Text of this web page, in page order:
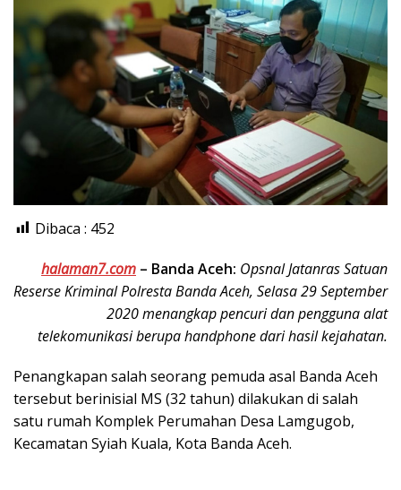
Dibaca : 452
halaman7.com – Banda Aceh: Opsnal Jatanras Satuan
Reserse Kriminal Polresta Banda Aceh, Selasa 29 September
2020 menangkap pencuri dan pengguna alat
telekomunikasi berupa handphone dari hasil kejahatan.
Penangkapan salah seorang pemuda asal Banda Aceh
tersebut berinisial MS (32 tahun) dilakukan di salah
satu rumah Komplek Perumahan Desa Lamgugob,
Kecamatan Syiah Kuala, Kota Banda Aceh.